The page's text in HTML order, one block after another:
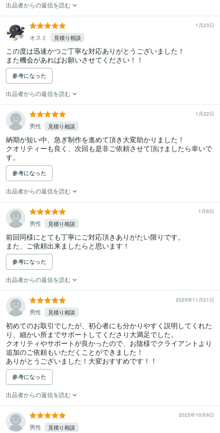
出品者からの返信を読む
1月23日
オスミ 見積り相談
この度は迅速かつご丁寧な対応ありがとうございました！
また機会があればお願いさせてください！！
参考になった
出品者からの返信を読む
1月22日
男性 見積り相談
納期が短い中、急ぎ制作を進めて頂き大変助かりました！
クオリティーも良く、次回も是非ご依頼させて頂けましたら幸いで
す。
参考になった
出品者からの返信を読む
1月6日
男性 見積り相談
前回同様にとても丁寧にご対応頂きありがたい限りです。
また、ご依頼出来ましたらと思います！
参考になった
出品者からの返信を読む
2025年11月21日
男性 見積り相談
初めてのお取引でしたが、初心者にも分かりやすく説明してくれた
り、細かい所までサポートしてくださり大満足でした。
クオリティやサポートが良かったので、お陰様でクライアントより
追加のご依頼もいただくことができました！
ありがとうございました！大変おすすめです！！
参考になった
出品者からの返信を読む
2025年10月8日
男性 見積り相談